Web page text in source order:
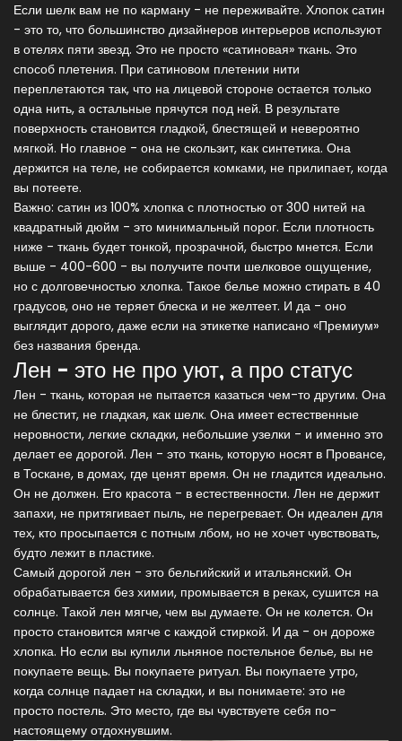
Если шелк вам не по карману - не переживайте. Хлопок сатин
- это то, что большинство дизайнеров интерьеров используют
в отелях пяти звезд. Это не просто «сатиновая» ткань. Это
способ плетения. При сатиновом плетении нити
переплетаются так, что на лицевой стороне остается только
одна нить, а остальные прячутся под ней. В результате
поверхность становится гладкой, блестящей и невероятно
мягкой. Но главное - она не скользит, как синтетика. Она
держится на теле, не собирается комками, не прилипает, когда
вы потеете.
Важно: сатин из 100% хлопка с плотностью от 300 нитей на
квадратный дюйм - это минимальный порог. Если плотность
ниже - ткань будет тонкой, прозрачной, быстро мнется. Если
выше - 400-600 - вы получите почти шелковое ощущение,
но с долговечностью хлопка. Такое белье можно стирать в 40
градусов, оно не теряет блеска и не желтеет. И да - оно
выглядит дорого, даже если на этикетке написано «Премиум»
без названия бренда.
Лен - это не про уют, а про статус
Лен - ткань, которая не пытается казаться чем-то другим. Она
не блестит, не гладкая, как шелк. Она имеет естественные
неровности, легкие складки, небольшие узелки - и именно это
делает ее дорогой. Лен - это ткань, которую носят в Провансе,
в Тоскане, в домах, где ценят время. Он не гладится идеально.
Он не должен. Его красота - в естественности. Лен не держит
запахи, не притягивает пыль, не перегревает. Он идеален для
тех, кто просыпается с потным лбом, но не хочет чувствовать,
будто лежит в пластике.
Самый дорогой лен - это бельгийский и итальянский. Он
обрабатывается без химии, промывается в реках, сушится на
солнце. Такой лен мягче, чем вы думаете. Он не колется. Он
просто становится мягче с каждой стиркой. И да - он дороже
хлопка. Но если вы купили льняное постельное белье, вы не
покупаете вещь. Вы покупаете ритуал. Вы покупаете утро,
когда солнце падает на складки, и вы понимаете: это не
просто постель. Это место, где вы чувствуете себя по-
настоящему отдохнувшим.